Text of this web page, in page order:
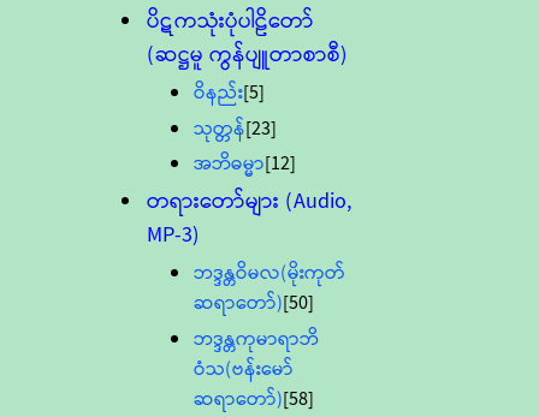
ပိဋကသုံးပုံပါဠိတော်
(ဆဋ္ဌမူ ကွန်ပျူတာစာစီ)
ဝိနည်း[5]
သုတ္တန်[23]
အဘိဓမ္မာ[12]
တရားတော်များ (Audio,
MP-3)
ဘဒ္ဒန္တဝိမလ(မိုးကုတ်
ဆရာတော်)[50]
ဘဒ္ဒန္တကုမာရာဘိ
ဝံသ(ဗန်းမော်
ဆရာတော်)[58]